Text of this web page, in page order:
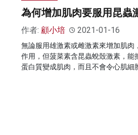
為何增加肌肉要服用昆蟲
作者: 顧小培 2021-01-16
無論服用雄激素或雌激素來增加肌肉
作用，但菠菜素含昆蟲蛻殼激素，能
蛋白質變成肌肉，而且不會令心肌細